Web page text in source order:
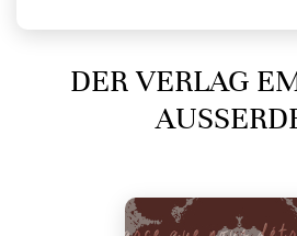
DER VERLAG